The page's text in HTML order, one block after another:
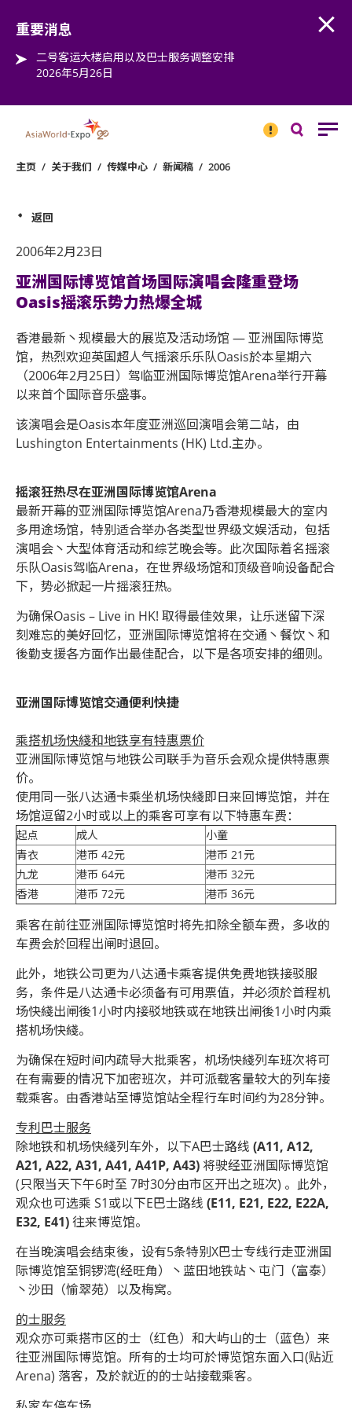
重要消息
二号客运大楼启用以及巴士服务调整安排
2026年5月26日
消息
主页 / 关于我们 / 传媒中心 / 新闻稿 / 2006
返回
2006年2月23日
亚洲国际博览馆首场国际演唱会隆重登场
Oasis摇滚乐势力热爆全城
香港最新丶规模最大的展览及活动场馆 — 亚洲国际博览
馆，热烈欢迎英国超人气摇滚乐乐队Oasis於本星期六
（2006年2月25日）驾临亚洲国际博览馆Arena举行开幕
以来首个国际音乐盛事。
该演唱会是Oasis本年度亚洲巡回演唱会第二站，由
Lushington Entertainments (HK) Ltd.主办。
摇滚狂热尽在亚洲国际博览馆Arena
最新开幕的亚洲国际博览馆Arena乃香港规模最大的室内
多用途场馆，特别适合举办各类型世界级文娱活动，包括
演唱会丶大型体育活动和综艺晚会等。此次国际着名摇滚
乐队Oasis驾临Arena，在世界级场馆和顶级音响设备配合
下，势必掀起一片摇滚狂热。
为确保Oasis – Live in HK! 取得最佳效果，让乐迷留下深
刻难忘的美好回忆，亚洲国际博览馆将在交通丶餐饮丶和
後勤支援各方面作出最佳配合，以下是各项安排的细则。
亚洲国际博览馆交通便利快捷
乘搭机场快綫和地铁享有特惠票价
亚洲国际博览馆与地铁公司联手为音乐会观众提供特惠票
价。
使用同一张八达通卡乘坐机场快綫即日来回博览馆，并在
场馆逗留2小时或以上的乘客可享有以下特惠车费：
起点 成人
小童
青衣
港币 42元
港币 21元
九龙
港币 64元
港币 32元
香港
港币 72元 港币 36元
乘客在前往亚洲国际博览馆时将先扣除全额车费，多收的
车费会於回程出闸时退回。
此外，地铁公司更为八达通卡乘客提供免费地铁接驳服
务，条件是八达通卡必须备有可用票值，并必须於首程机
场快綫出闸後1小时内接驳地铁或在地铁出闸後1小时内乘
搭机场快綫。
为确保在短时间内疏导大批乘客，机场快綫列车班次将可
在有需要的情况下加密班次，并可派载客量较大的列车接
载乘客。由香港站至博览馆站全程行车时间约为28分钟。
专利巴士服务
除地铁和机场快綫列车外，以下A巴士路线 (A11, A12,
A21, A22, A31, A41, A41P, A43) 将驶经亚洲国际博览馆
(只限当天下午6时至 7时30分由市区开出之班次) 。此外，
观众也可选乘 S1或以下E巴士路线 (E11, E21, E22, E22A,
E32, E41)往来博览馆。
在当晚演唱会结束後，设有5条特别X巴士专线行走亚洲国
际博览馆至铜锣湾(经旺角）丶蓝田地铁站丶屯门（富泰）
丶沙田（愉翠苑）以及梅窝。
的士服务
观众亦可乘搭市区的士（红色）和大屿山的士（蓝色）来
往亚洲国际博览馆。所有的士均可於博览馆东面入口(贴近
Arena) 落客，及於就近的的士站接载乘客。